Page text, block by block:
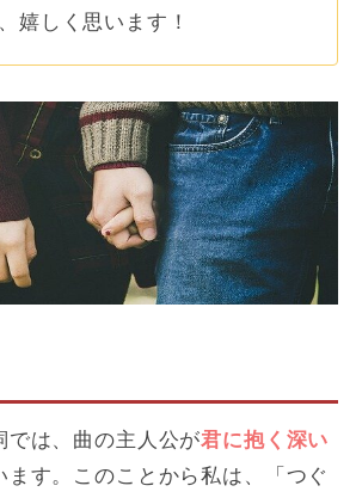
嬉しく思います！
では、曲の主人公が君に抱く深い
ます。このことから私は、「つぐ